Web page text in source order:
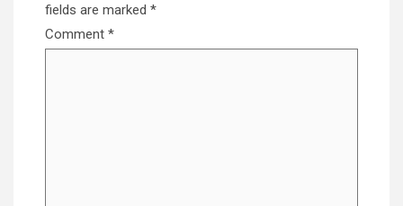
fields are marked *
Comment *